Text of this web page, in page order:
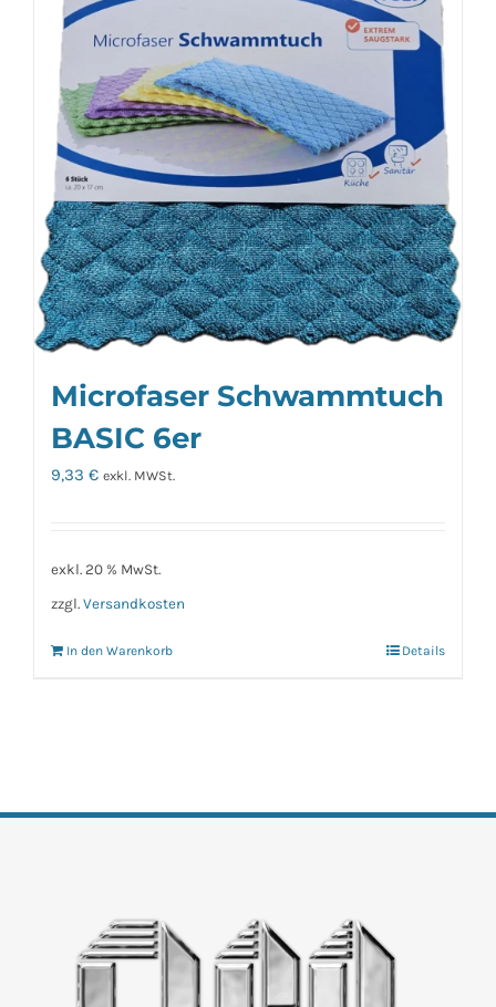
Microfaser Schwammtuch
BASIC 6er
9,33 € exkl. MWSt.
exkl. 20 % MwSt.
zzgl. Versandkosten
In den Warenkorb Details